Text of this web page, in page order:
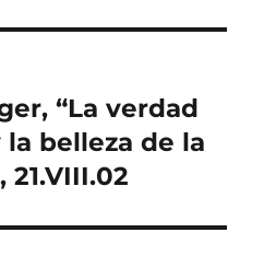
“La verdad
belleza de la